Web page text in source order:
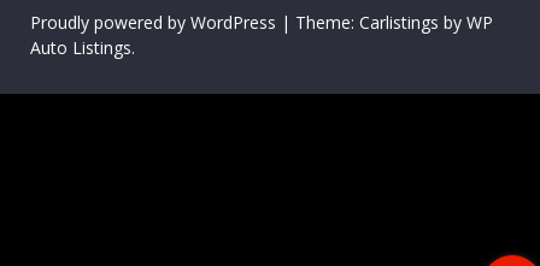
Proudly powered by WordPress | Theme: Carlistings by WP
Auto Listings.